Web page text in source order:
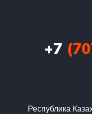
+7
Республика